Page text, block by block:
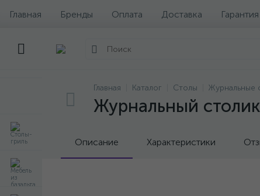
Главная Бренды Оплата Доставка
Главная Каталог Столы Журнальные
Журнальный
Описание Характеристики